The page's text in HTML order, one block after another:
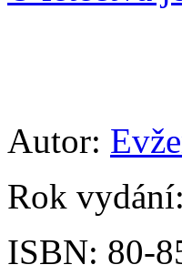
Autor:
Rok vydání:
ISBN: 80-